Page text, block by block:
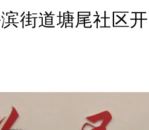
道塘尾社区开